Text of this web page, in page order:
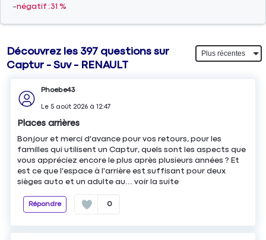
négatif 31 %
Découvrez les 397 questions sur
Captur - Suv - RENAULT
Phoebe43
Le5 août 2026 à12:47
Places arrières
Bonjour et merci d'avance pour vos retours, pour les
familles qui utilisent un Captur, quels sont les aspects que
vous appréciez encore le plus après plusieurs années ? Et
est ce que l'espace à l'arrière est suffisant pour deux
sièges auto et un adulte au...voir la suite
Répondre 0